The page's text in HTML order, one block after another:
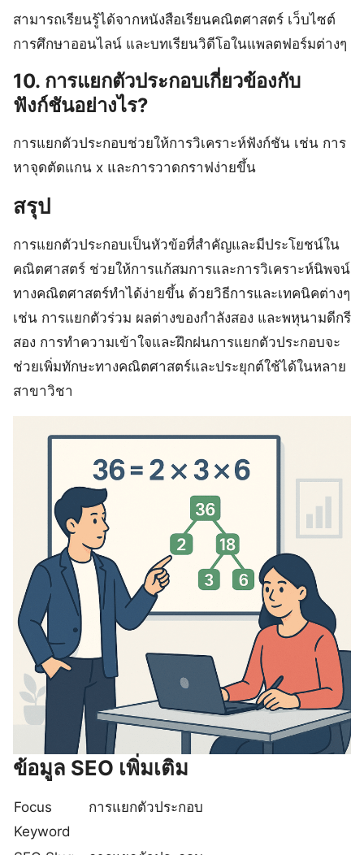
สามารถเรียนรู้ได้จากหนังสือเรียนคณิตศาสตร์ เว็บไซต์
การศึกษาออนไลน์ และบทเรียนวิดีโอในแพลตฟอร์มต่างๆ
10. การแยกตัวประกอบเกี่ยวข้องกับ
ฟังก์ชันอย่างไร?
การแยกตัวประกอบช่วยให้การวิเคราะห์ฟังก์ชัน เช่น การ
หาจุดตัดแกน x และการวาดกราฟง่ายขึ้น
สรุป
การแยกตัวประกอบเป็นหัวข้อที่สำคัญและมีประโยชน์ใน
คณิตศาสตร์ ช่วยให้การแก้สมการและการวิเคราะห์นิพจน์
ทางคณิตศาสตร์ทำได้ง่ายขึ้น ด้วยวิธีการและเทคนิคต่างๆ
เช่น การแยกตัวร่วม ผลต่างของกำลังสอง และพหุนามดีกรี
สอง การทำความเข้าใจและฝึกฝนการแยกตัวประกอบจะ
ช่วยเพิ่มทักษะทางคณิตศาสตร์และประยุกต์ใช้ได้ในหลาย
สาขาวิชา
ข้อมูล SEO เพิ่มเติม
Focus
Keyword
การแยกตัวประกอบ